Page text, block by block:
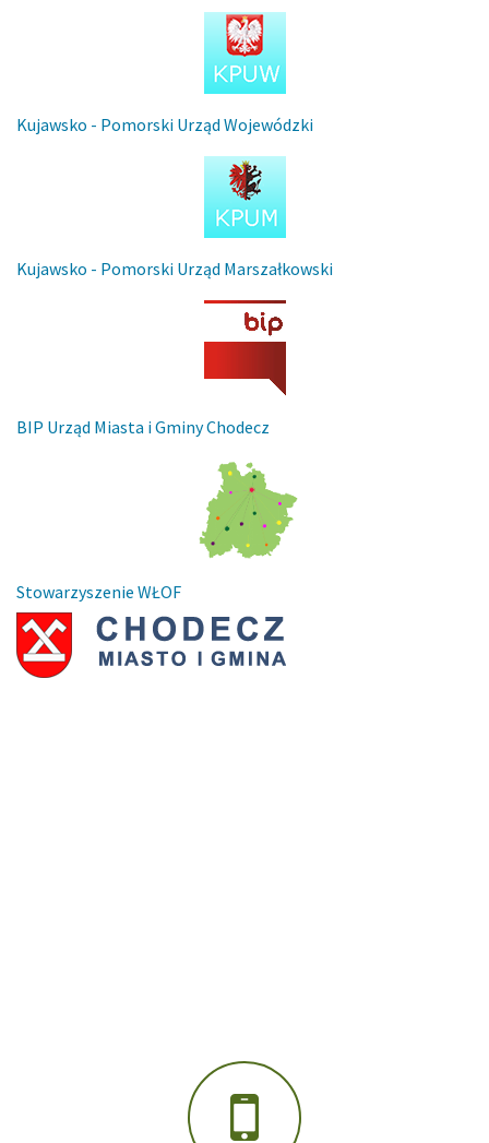
Kujawsko - Pomorski Urząd Wojewódzki
Kujawsko - Pomorski Urząd Marszałkowski
BIP Urząd Miasta i Gminy Chodecz
Stowarzyszenie WŁOF